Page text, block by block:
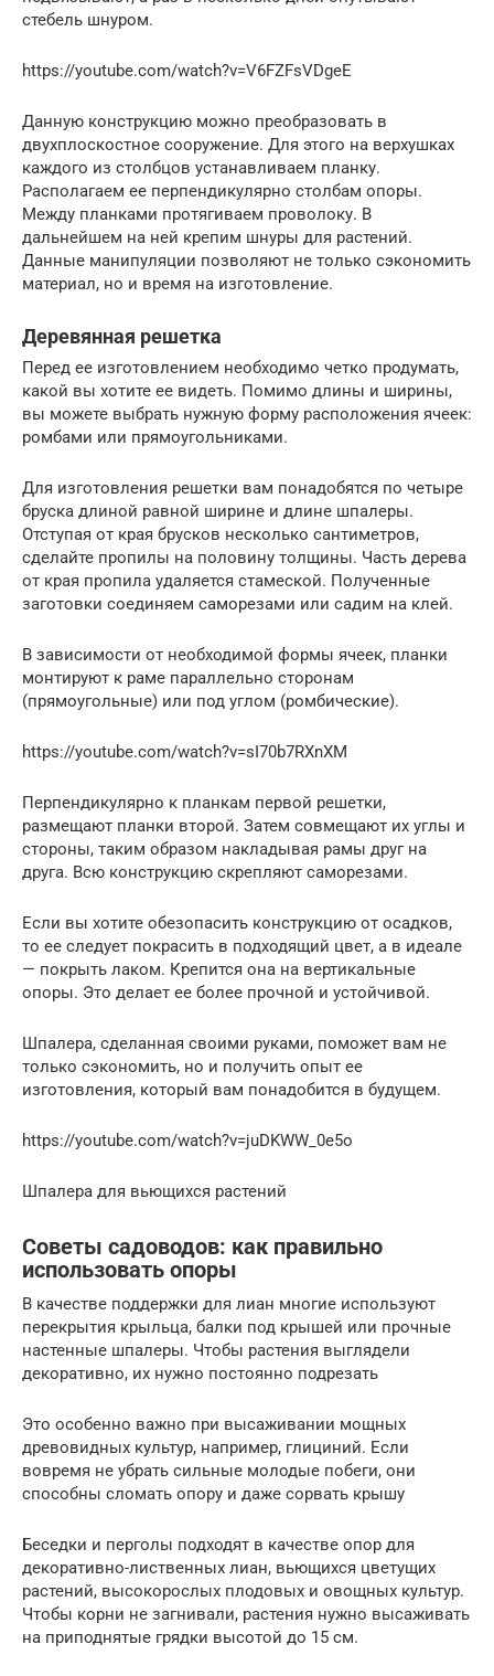
стебель шнуром.
https://youtube.com/watch?v=V6FZFsVDgeE
Данную конструкцию можно преобразовать в
двухплоскостное сооружение. Для этого на верхушках
каждого из столбцов устанавливаем планку.
Располагаем ее перпендикулярно столбам опоры.
Между планками протягиваем проволоку. В
дальнейшем на ней крепим шнуры для растений.
Данные манипуляции позволяют не только сэкономить
материал, но и время на изготовление.
Деревянная решетка
Перед ее изготовлением необходимо четко продумать,
какой вы хотите ее видеть. Помимо длины и ширины,
вы можете выбрать нужную форму расположения ячеек:
ромбами или прямоугольниками.
Для изготовления решетки вам понадобятся по четыре
бруска длиной равной ширине и длине шпалеры.
Отступая от края брусков несколько сантиметров,
сделайте пропилы на половину толщины. Часть дерева
от края пропила удаляется стамеской. Полученные
заготовки соединяем саморезами или садим на клей.
В зависимости от необходимой формы ячеек, планки
монтируют к раме параллельно сторонам
(прямоугольные) или под углом (ромбические).
https://youtube.com/watch?v=sI70b7RXnXM
Перпендикулярно к планкам первой решетки,
размещают планки второй. Затем совмещают их углы и
стороны, таким образом накладывая рамы друг на
друга. Всю конструкцию скрепляют саморезами.
Если вы хотите обезопасить конструкцию от осадков,
то ее следует покрасить в подходящий цвет, а в идеале
— покрыть лаком. Крепится она на вертикальные
опоры. Это делает ее более прочной и устойчивой.
Шпалера, сделанная своими руками, поможет вам не
только сэкономить, но и получить опыт ее
изготовления, который вам понадобится в будущем.
https://youtube.com/watch?v=juDKWW_0e5o
Шпалера для вьющихся растений
Советы садоводов: как правильно
использовать опоры
В качестве поддержки для лиан многие используют
перекрытия крыльца, балки под крышей или прочные
настенные шпалеры. Чтобы растения выглядели
декоративно, их нужно постоянно подрезать
Это особенно важно при высаживании мощных
древовидных культур, например, глициний. Если
вовремя не убрать сильные молодые побеги, они
способны сломать опору и даже сорвать крышу
Беседки и перголы подходят в качестве опор для
декоративно-лиственных лиан, вьющихся цветущих
растений, высокорослых плодовых и овощных культур.
Чтобы корни не загнивали, растения нужно высаживать
на приподнятые грядки высотой до 15 см.